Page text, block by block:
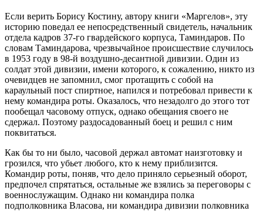
Если верить Борису Костину, автору книги «Маргелов», эту
историю поведал ее непосредственный свидетель, начальник
отдела кадров 37-го гвардейского корпуса, Таминдаров. По
словам Таминдарова, чрезвычайное происшествие случилось
в 1953 году в 98-й воздушно-десантной дивизии. Один из
солдат этой дивизии, имени которого, к сожалению, никто из
очевидцев не запомнил, смог протащить с собой на
караульный пост спиртное, напился и потребовал привести к
нему командира роты. Оказалось, что незадолго до этого тот
пообещал часовому отпуск, однако обещания своего не
сдержал. Поэтому раздосадованный боец и решил с ним
поквитаться.
Как бы то ни было, часовой держал автомат наизготовку и
грозился, что убьет любого, кто к нему приблизится.
Командир роты, поняв, что дело приняло серьезный оборот,
предпочел спрятаться, остальные же взялись за переговоры с
военнослужащим. Однако ни командира полка
подполковника Власова, ни командира дивизии полковника